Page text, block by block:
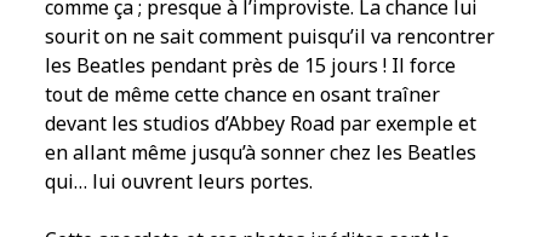
comme ça ; presque à l’improviste. La chance lui
sourit on ne sait comment puisqu’il va rencontrer
les Beatles pendant près de 15 jours ! Il force
tout de même cette chance en osant traîner
devant les studios d’Abbey Road par exemple et
en allant même jusqu’à sonner chez les Beatles
qui… lui ouvrent leurs portes.